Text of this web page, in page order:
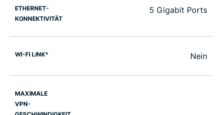
ETHERNET-
KONNEKTIVITÄT
5 Gigabit Ports
WI-FI LINK* Nein
MAXIMALE
VPN-